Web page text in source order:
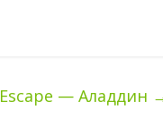
Escape — Аладдин